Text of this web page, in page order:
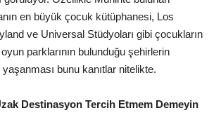
en büyük çocuk kütüphanesi, Los
ve Universal Stüdyoları gibi çocukların
parklarının bulunduğu şehirlerin
yaşanması bunu kanıtlar nitelikte.
Destinasyon Tercih Etmem Demeyin